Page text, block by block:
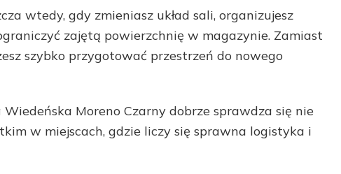
wtedy, gdy zmieniasz układ sali, organizujesz
zajętą powierzchnię w magazynie. Zamiast
szybko przygotować przestrzeń do nowego
Wiedeńska Moreno Czarny dobrze sprawdza się nie
w miejscach, gdzie liczy się sprawna logistyka i